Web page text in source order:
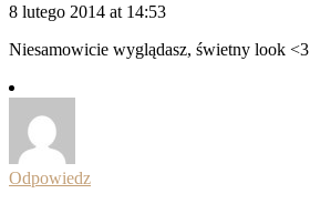
8 lutego 2014 at 14:53
Niesamowicie wyglądasz, świetny look <3
Odpowiedz